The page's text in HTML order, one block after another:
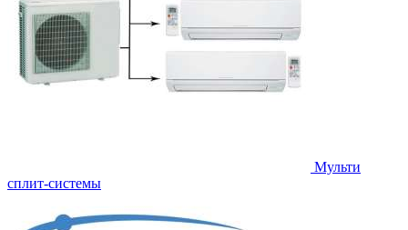
Мульти
сплит-системы